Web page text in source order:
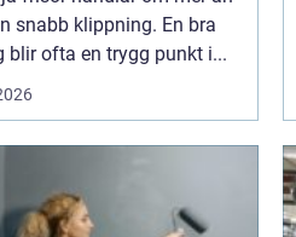
snabb klippning. En bra
blir ofta en trygg punkt i...